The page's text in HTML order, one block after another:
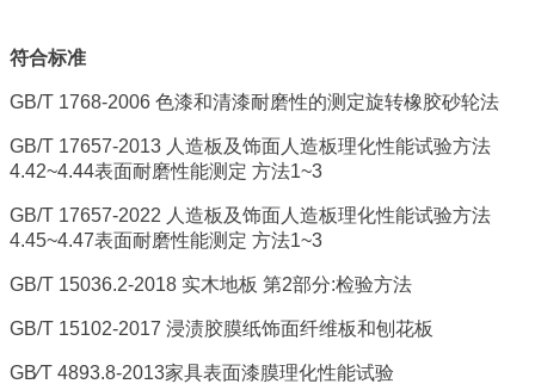
符合标准
GB/T 1768-2006 色漆和清漆耐磨性的测定旋转橡胶砂轮法
GB/T 17657-2013 人造板及饰面人造板理化性能试验方法
4.42~4.44表面耐磨性能测定 方法1~3
GB/T 17657-2022 人造板及饰面人造板理化性能试验方法
4.45~4.47表面耐磨性能测定 方法1~3
GB/T 15036.2-2018 实木地板 第2部分:检验方法
GB/T 15102-2017 浸渍胶膜纸饰面纤维板和刨花板
GB∕T 4893.8-2013家具表面漆膜理化性能试验